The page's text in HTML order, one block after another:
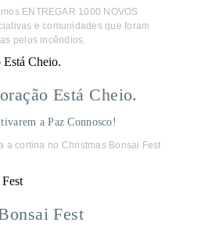
ENTREGAR 1000 NOVOS
e comunidades que foram
pelos incêndios.
Está Cheio.
a Paz Connosco!
a cortina no Christmas Bonsai Fest
Fest